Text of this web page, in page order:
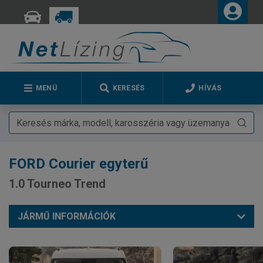
MENÜ KERESÉS HÍVÁS
FORD Courier egyterű
1.0 Tourneo Trend
JÁRMŰ INFORMÁCIÓK